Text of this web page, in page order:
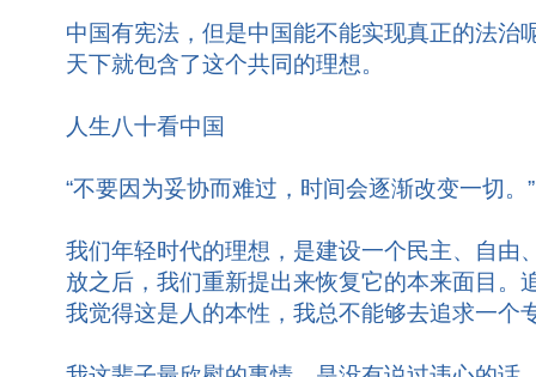
中国有宪法，但是中国能不能实现真正的法治
天下就包含了这个共同的理想。
人生八十看中国
“不要因为妥协而难过，时间会逐渐改变一切。”
我们年轻时代的理想，是建设一个民主、自由
放之后，我们重新提出来恢复它的本来面目。
我觉得这是人的本性，我总不能够去追求一个